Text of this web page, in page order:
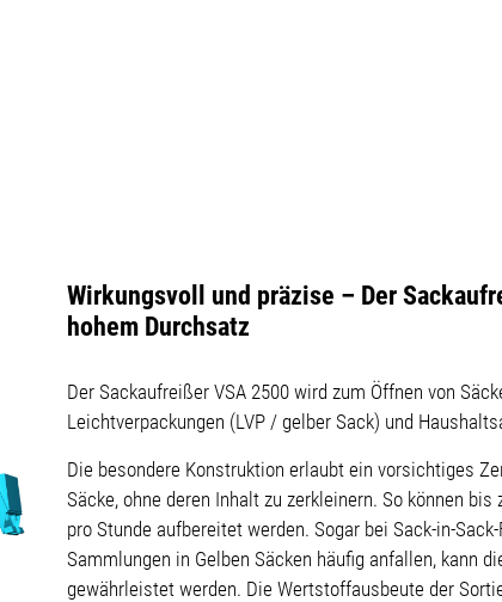
Wirkungsvoll und präzise – Der
hohem Durchsatz
Der Sackaufreißer VSA 2500 wird zum Öffnen von
Leichtverpackungen (LVP / gelber Sack) und
Die besondere Konstruktion erlaubt ein vorsichtiges
Säcke, ohne deren Inhalt zu zerkleinern. So können bis
pro Stunde aufbereitet werden. Sogar bei Sack-in-
Sammlungen in Gelben Säcken häufig anfallen, kann
gewährleistet werden. Die Wertstoffausbeute der